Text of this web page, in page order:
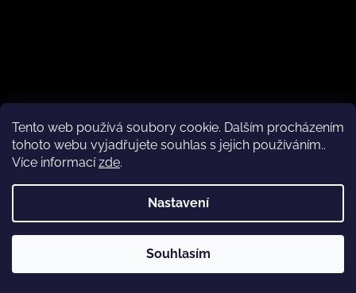
Tento web používá soubory cookie. Dalším procházením
tohoto webu vyjadřujete souhlas s jejich používáním..
Více informacízde.
Nastavení
Souhlasím
❤️ Staňte se součástí Klubu Dítě v botě
Vložte svůj e-mail a my vám budeme zasílat informace o
nových produktech na našem e-shopu.